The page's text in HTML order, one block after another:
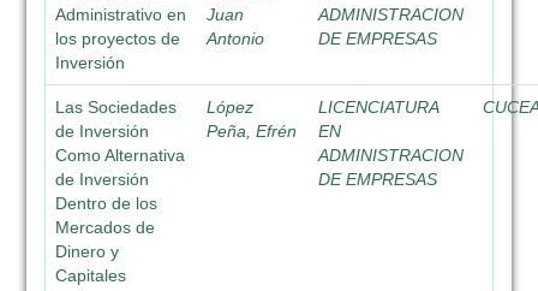
Administrativo en
los proyectos de
Inversión
Juan
Antonio
ADMINISTRACION
DE EMPRESAS
Las Sociedades
de Inversión
Como Alternativa
de Inversión
Dentro de los
Mercados de
Dinero y
Capitales
López
Peña, Efrén
LICENCIATURA
EN
ADMINISTRACION
DE EMPRESAS